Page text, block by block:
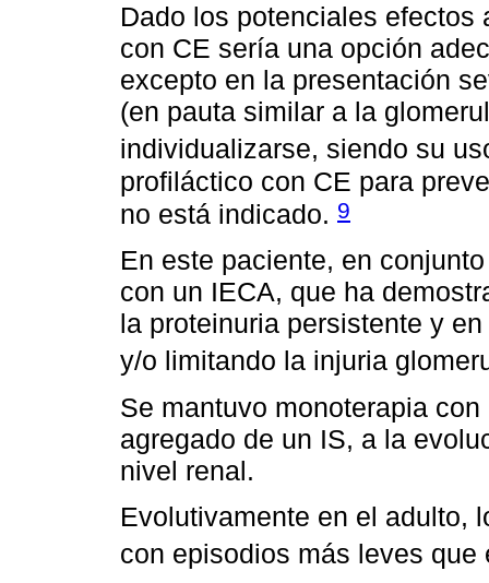
Dado los potenciales efectos
con CE sería una opción
excepto en la presentación
(en pauta similar a la
individualizarse, siendo su
profiláctico con CE para
no está indicado. 9
En este paciente, en
con un IECA, que ha
la proteinuria persistente y
y/o limitando la injuria
Se mantuvo monoterapia
agregado de un IS, a la
nivel renal.
Evolutivamente en el adulto,
con episodios más leves